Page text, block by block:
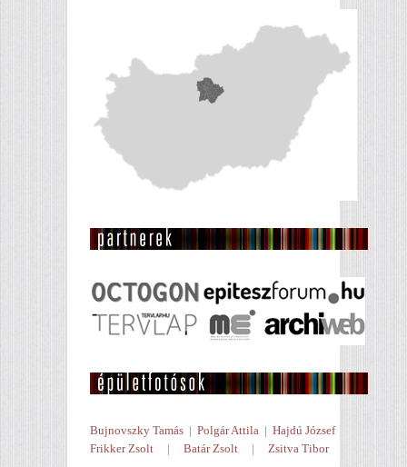
Bujnovszky Tamás | Polgár Attila | Hajdú József
Frikker Zsolt | Batár Zsolt | Zsitva Tibor